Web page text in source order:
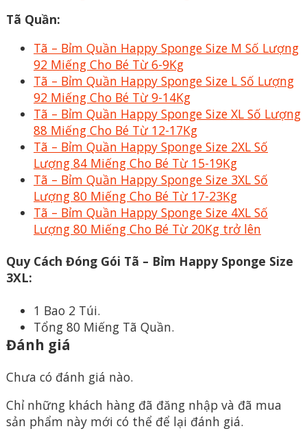
Tã Quần:
Tã – Bỉm Quần Happy Sponge Size M Số Lượng
92 Miếng Cho Bé Từ 6-9Kg
Tã – Bỉm Quần Happy Sponge Size L Số Lượng
92 Miếng Cho Bé Từ 9-14Kg
Tã – Bỉm Quần Happy Sponge Size XL Số Lượng
88 Miếng Cho Bé Từ 12-17Kg
Tã – Bỉm Quần Happy Sponge Size 2XL Số
Lượng 84 Miếng Cho Bé Từ 15-19Kg
Tã – Bỉm Quần Happy Sponge Size 3XL Số
Lượng 80 Miếng Cho Bé Từ 17-23Kg
Tã – Bỉm Quần Happy Sponge Size 4XL Số
Lượng 80 Miếng Cho Bé Từ 20Kg trở lên
Quy Cách Đóng Gói Tã – Bỉm Happy Sponge Size
3XL:
1 Bao 2 Túi.
Tổng 80 Miếng Tã Quần.
Đánh giá
Chưa có đánh giá nào.
Chỉ những khách hàng đã đăng nhập và đã mua
sản phẩm này mới có thể để lại đánh giá.